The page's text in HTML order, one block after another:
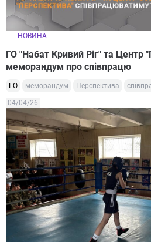
НОВИНА
ГО "Набат Кривий Ріг" та Центр
меморандум про співпрацю
ГО меморандум Перспектива
04/04/26